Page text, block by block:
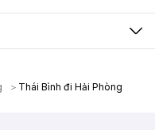
Thái Bình đi Hải Phòng